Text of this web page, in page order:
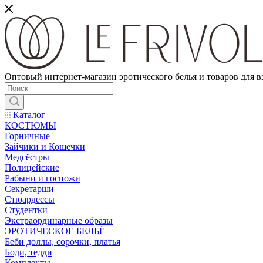
Оптовый интернет-магазин эротического белья и товаров для
Каталог
КОСТЮМЫ
Горничные
Зайчики и Кошечки
Медсёстры
Полицейские
Рабыни и госпожи
Секретарши
Стюардессы
Студентки
Экстраординарные образы
ЭРОТИЧЕСКОЕ БЕЛЬЁ
Беби доллы, сорочки, платья
Боди, тедди